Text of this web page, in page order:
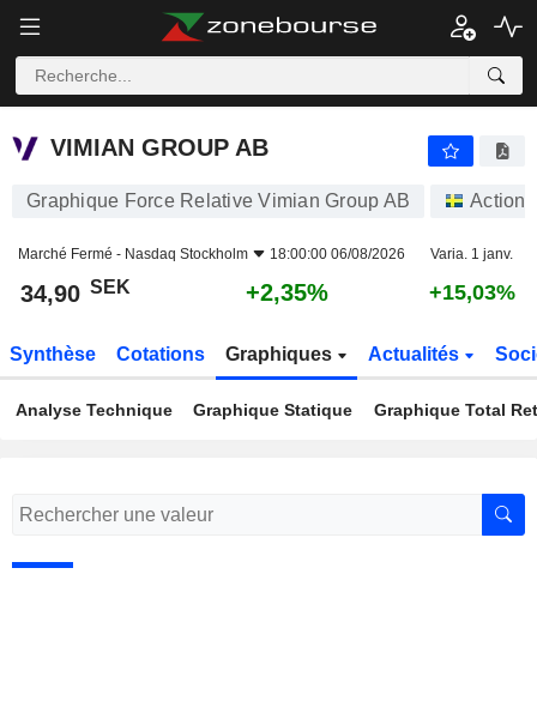
VIMIAN GROUP AB
VIMIAN GROUP AB
Graphique Force Relative Vimian Group AB Actions
Marché Fermé - Nasdaq Stockholm 18:00:00 06/08/2026 Varia. 1 janv.
34,90 SEK +2,35% +15,03%
Synthèse Cotations Graphiques Actualités
Analyse Technique Graphique Statique Graphique Total